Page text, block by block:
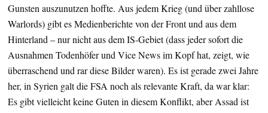
Gunsten auszunutzen hoffte. Aus jedem Krieg (und über zahllose
Warlords) gibt es Medienberichte von der Front und aus dem
Hinterland – nur nicht aus dem IS-Gebiet (dass jeder sofort die
Ausnahmen Todenhöfer und Vice News im Kopf hat, zeigt, wie
überraschend und rar diese Bilder waren). Es ist gerade zwei Jahre
her, in Syrien galt die FSA noch als relevante Kraft, da war klar:
Es gibt vielleicht keine Guten in diesem Konflikt, aber Assad ist